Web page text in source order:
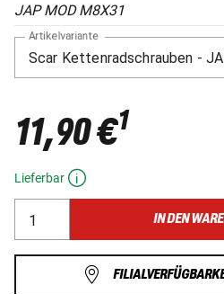
JAP MOD M8X31
Artikelvariante
11,90 €1
Lieferbar
IN DEN